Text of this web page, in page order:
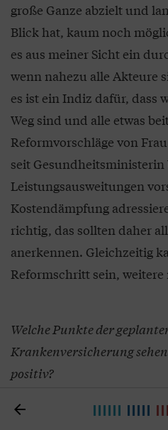
große Ganze abzielt und
Blick hat, kaum noch
es aus meiner Sicht ein
wenn nahezu alle Akteure
es ist ein Indiz dafür, dass
Weg sind und alle etwas
Reformvorschläge von
seit
Leistungsausweitungen
Kostendämpfung
richtig, das sollten daher
anerkennen. Gleichzeitig
Reformschritt sein, weitere
Welche Punkte der
Krankenversicherung
positiv?
Mitzlaff:
Sicher kann man
